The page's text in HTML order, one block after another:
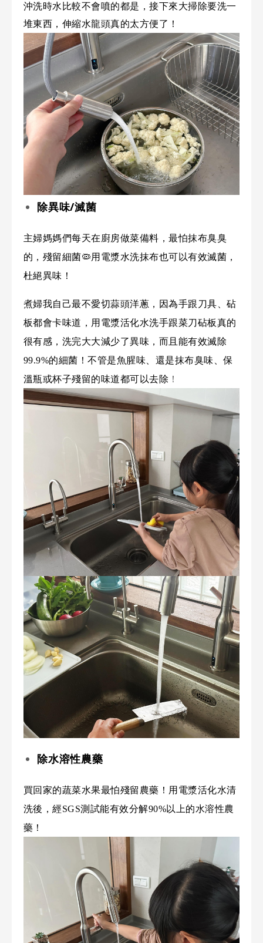
沖洗時水比較不會噴的都是，接下來大掃除要洗一
堆東西，伸縮水龍頭真的太方便了！
除異味/滅菌
主婦媽媽們每天在廚房做菜備料，最怕抹布臭臭
的，殘留細菌🦠用電漿水洗抹布也可以有效滅菌，
杜絕異味！
煮婦我自己最不愛切蒜頭洋蔥，因為手跟刀具、砧
板都會卡味道，用電漿活化水洗手跟菜刀砧板真的
很有感，洗完大大減少了異味，而且能有效滅除
99.9%的細菌！不管是魚腥味、還是抹布臭味、保
溫瓶或杯子殘留的味道都可以去除 ！
除水溶性農藥
買回家的蔬菜水果最怕殘留農藥！用電漿活化水清
洗後，經SGS測試能有效分解90%以上的水溶性農
藥！